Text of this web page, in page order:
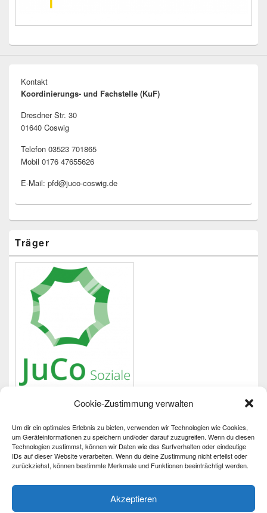
Cookie-Zustimmung verwalten
Um dir ein optimales Erlebnis zu bieten, verwenden wir Technologien wie Cookies,
um Geräteinformationen zu speichern und/oder darauf zuzugreifen. Wenn du diesen
Technologien zustimmst, können wir Daten wie das Surfverhalten oder eindeutige
IDs auf dieser Website verarbeiten. Wenn du deine Zustimmung nicht erteilst oder
zurückziehst, können bestimmte Merkmale und Funktionen beeinträchtigt werden.
Akzeptieren
Kontakt
Koordinierungs- und Fachstelle (KuF)
Dresdner Str. 30
01640 Coswig
Telefon 03523 701865
Mobil 0176 47655626
E-Mail: pfd@juco-coswig.de
Träger
Wichtiges
Impressum
Barrierefreiheit